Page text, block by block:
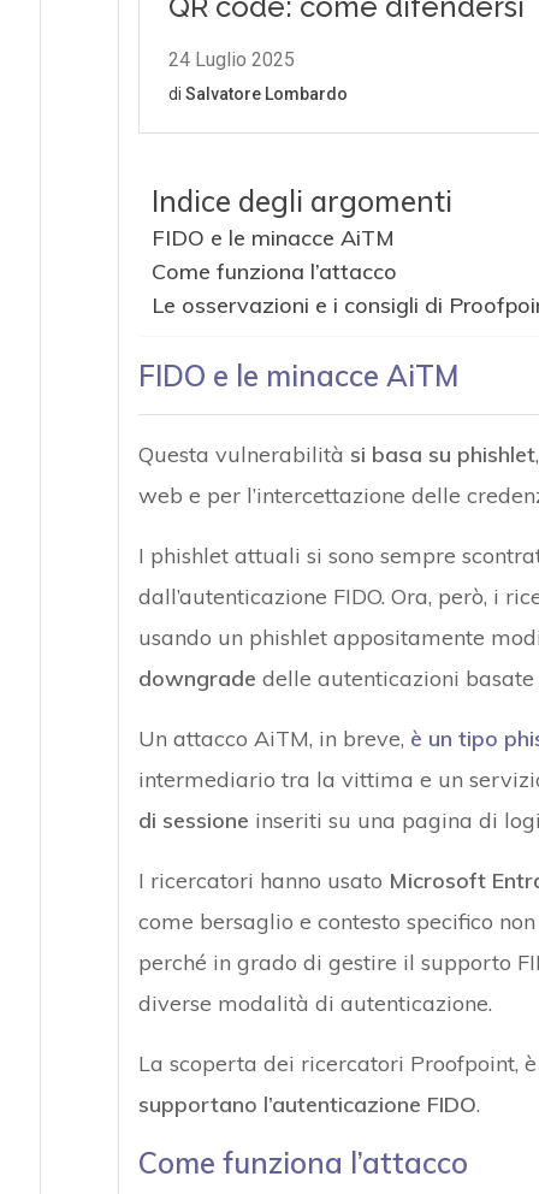
Indice degli argomenti
FIDO e le minacce AiTM
Come funziona l’attacco
Le osservazioni e i consigli di
FIDO e le minacce AiTM
Questa vulnerabilità si basa su phishlet
web e per l’intercettazione delle
I phishlet attuali si sono sempre
dall’autenticazione FIDO. Ora, però, i
usando un phishlet appositamente
downgrade delle autenticazioni
Un attacco AiTM, in breve, è un tipo
intermediario tra la vittima e un
di sessione inseriti su una pagina di
I ricercatori hanno usato Microsoft
come bersaglio e contesto specifico
perché in grado di gestire il supporto
diverse modalità di autenticazione.
La scoperta dei ricercatori Proofpoint,
supportano l’autenticazione FIDO.
Come funziona l’attacco